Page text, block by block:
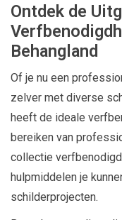
Ontdek de
Behangland
Of je nu een
zelver met diverse
heeft de ideale
bereiken van
collectie
hulpmiddelen je
schilderprojecten.